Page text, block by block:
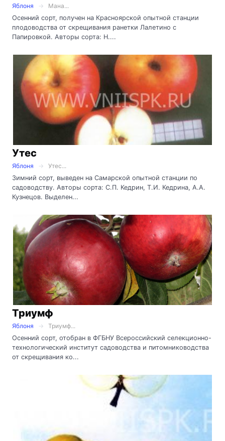
Яблоня
Мана...
Осенний сорт, получен на Красноярской опытной станции
плодоводства от скрещивания ранетки Лалетино с
Папировкой. Авторы сорта: Н....
Утес
Яблоня
Утес...
Зимний сорт, выведен на Самарской опытной станции по
садоводству. Авторы сорта: С.П. Кедрин, Т.И. Кедрина, А.А.
Кузнецов. Выделен...
Триумф
Яблоня
Триумф...
Осенний сорт, отобран в ФГБНУ Всероссийский селекционно-
технологический институт садоводства и питомниководства
от скрещивания ко...